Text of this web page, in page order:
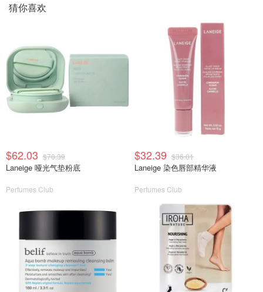
猜你喜欢
$62.03 $70.39
Laneige 哑光气垫粉底
Perfumes Club
$32.39 $36.01
Laneige 染色唇部精华液
Perfumes Club